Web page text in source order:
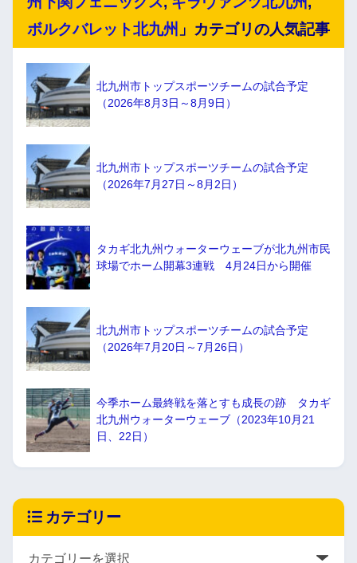
ボルクバレット北九州 」カテゴリの人気記事
北九州市トップスポーツチームの試合予定
（2026年8月3日～8月9日）
北九州市トップスポーツチームの試合予定
（2026年7月27日～8月2日）
タカギ北九州ウォーターウェーブが北九州市民
球場でホーム開幕3連戦 4月24日から開催
北九州市トップスポーツチームの試合予定
（2026年7月20日～7月26日）
今季ホーム最終戦を落とすも成長の跡 タカギ
北九州ウォーターウェーブ（2023年10月21
日、22日）
カテゴリー